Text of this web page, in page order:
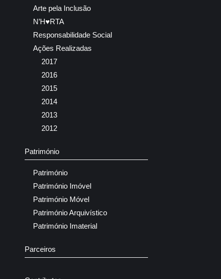
Arte pela Inclusão
N’H♥RTA
Responsabilidade Social
Ações Realizadas
2017
2016
2015
2014
2013
2012
Património
Património
Património Imóvel
Património Móvel
Património Arquivístico
Património Imaterial
Parceiros